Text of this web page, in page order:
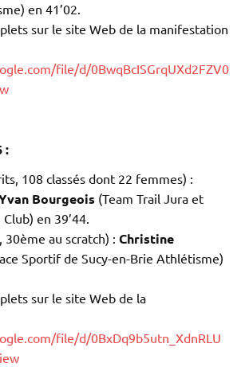
en 41’02.
sur le site Web de la manifestation
file/d/0BwqBcISGrqUXd2FZV0
:
108 classés dont 22 femmes) :
Bourgeois (Team Trail Jura et
en 39’44.
au scratch) : Christine
Sportif de Sucy-en-Brie Athlétisme)
sur le site Web de la
file/d/0BxDq9b5utn_XdnRLU